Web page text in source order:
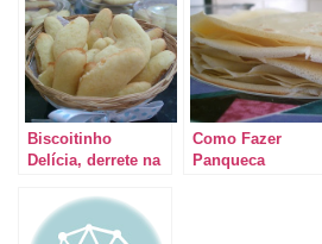
Biscoitinho
Delícia, derrete na
Como Fazer
Panqueca